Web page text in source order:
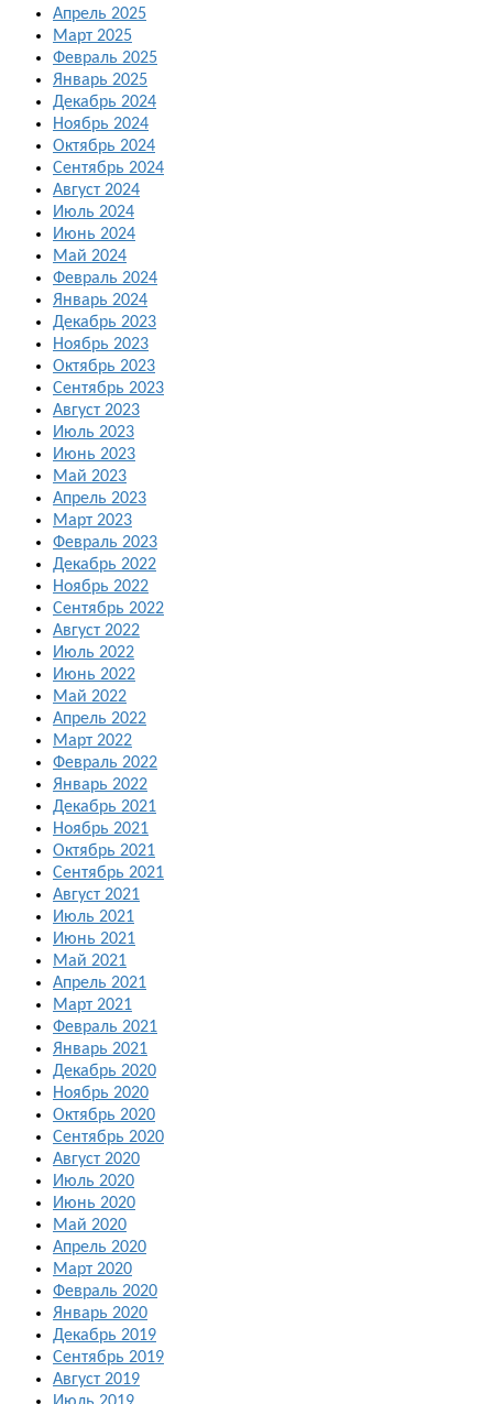
Апрель 2025
Март 2025
Февраль 2025
Январь 2025
Декабрь 2024
Ноябрь 2024
Октябрь 2024
Сентябрь 2024
Август 2024
Июль 2024
Июнь 2024
Май 2024
Февраль 2024
Январь 2024
Декабрь 2023
Ноябрь 2023
Октябрь 2023
Сентябрь 2023
Август 2023
Июль 2023
Июнь 2023
Май 2023
Апрель 2023
Март 2023
Февраль 2023
Декабрь 2022
Ноябрь 2022
Сентябрь 2022
Август 2022
Июль 2022
Июнь 2022
Май 2022
Апрель 2022
Март 2022
Февраль 2022
Январь 2022
Декабрь 2021
Ноябрь 2021
Октябрь 2021
Сентябрь 2021
Август 2021
Июль 2021
Июнь 2021
Май 2021
Апрель 2021
Март 2021
Февраль 2021
Январь 2021
Декабрь 2020
Ноябрь 2020
Октябрь 2020
Сентябрь 2020
Август 2020
Июль 2020
Июнь 2020
Май 2020
Апрель 2020
Март 2020
Февраль 2020
Январь 2020
Декабрь 2019
Сентябрь 2019
Август 2019